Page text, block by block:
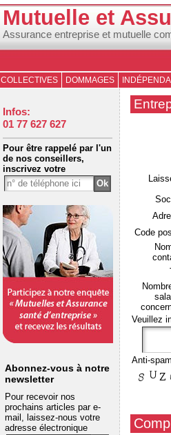
Mutuelle et
Assurance entreprise et mutuelle
COLLECTIVES DOMMAGES
Infos:
01 77 627 627
Pour être rappelé par l'un
de nos conseillers,
inscrivez votre
Abonnez-vous à notre
newsletter
Pour recevoir nos
prochains articles par e-
mail, laissez-nous votre
adresse électronique
Code
Veuillez
Anti-